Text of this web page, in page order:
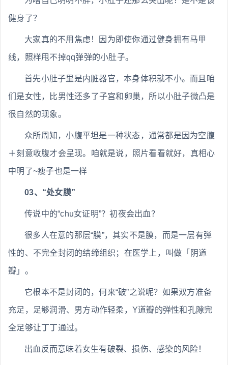
健身了？
大家真的不用焦虑！因为即使你通过健身拥有马甲
线，照样甩不掉qq弹弹的小肚子。
首先小肚子里是内脏器官，本身体积就不小。而且咱
们是女性，比男性还多了子宫和卵巢，所以小肚子微凸是
很自然的现象。
众所周知，小腹平坦是一种状态，通常都是因为空腹
＋刻意收腹才会呈现。咱就是说，照片看看就好，真相心
中明了~瘦子也是一样
03、“处女膜”
传说中的“chu女证明”？初夜会出血？
很多人在意的那层“膜”，其实不是膜，而是一层有弹
性的、不完全封闭的结缔组织；在医学上，叫做「阴道
瓣」。
它根本不是封闭的，何来“破”之说呢？如果双方准备
充足，足够润滑、男方动作轻柔，Y道瓣的弹性和孔隙完
全足够让丁丁通过。
出血反而意味着女生有破裂、损伤、感染的风险！